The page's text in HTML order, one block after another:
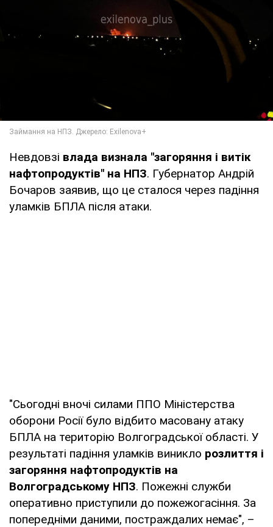
Невдовзі влада визнала "загоряння і витік
нафтопродуктів" на НПЗ. Губернатор Андрій
Бочаров заявив, що це сталося через падіння
уламків БПЛА після атаки.
"Сьогодні вночі силами ППО Міністерства
оборони Росії було відбито масовану атаку
БПЛА на територію Волгоградської області. У
результаті падіння уламків виникло розлиття і
загоряння нафтопродуктів на
Волгоградському НПЗ. Пожежні служби
оперативно приступили до пожежогасіння. За
попередніми даними, постраждалих немає", –